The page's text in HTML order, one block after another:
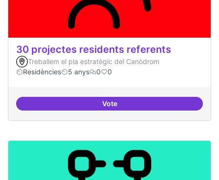
30 projectes residents referents
Treballem el pla estratègic del Canòdrom
Residències
5 anys 0 0
Vote30 projectes residents referents